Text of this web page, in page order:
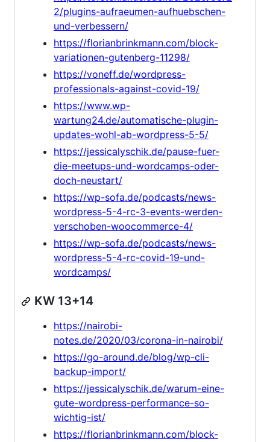
2/plugins-aufraeumen-aufhuebschen-
und-verbessern/
https://florianbrinkmann.com/block-
variationen-gutenberg-11298/
https://voneff.de/wordpress-
professionals-against-covid-19/
https://www.wp-
wartung24.de/automatische-plugin-
updates-wohl-ab-wordpress-5-5/
https://jessicalyschik.de/pause-fuer-
die-meetups-und-wordcamps-oder-
doch-neustart/
https://wp-sofa.de/podcasts/news-
wordpress-5-4-rc-3-events-werden-
verschoben-woocommerce-4/
https://wp-sofa.de/podcasts/news-
wordpress-5-4-rc-covid-19-und-
wordcamps/
KW 13+14
https://nairobi-
notes.de/2020/03/corona-in-nairobi/
https://go-around.de/blog/wp-cli-
backup-import/
https://jessicalyschik.de/warum-eine-
gute-wordpress-performance-so-
wichtig-ist/
https://florianbrinkmann.com/block-